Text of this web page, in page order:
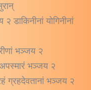
डाकिनीनां योगिनीनां
भञ्जय २
भञ्जय २
ग्रहदेवतानां भञ्जय २